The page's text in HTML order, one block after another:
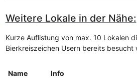
Weitere Lokale in der Nähe:
Kurze Auflistung von max. 10 Lokalen
Bierkreiszeichen Usern bereits besucht
Name Info